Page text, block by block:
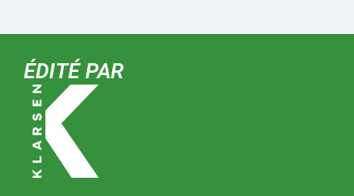
ÉDITÉ PAR